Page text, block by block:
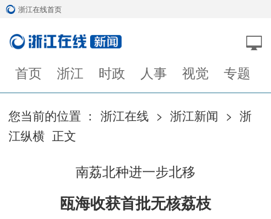
浙江在线首页
首页 浙江 时政 人事 视觉 专题
您当前的位置 ： 浙江在线 > 浙江新闻 > 浙
江纵横 正文
南荔北种进一步北移
瓯海收获首批无核荔枝